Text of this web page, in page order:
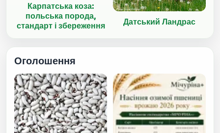
Карпатська коза:
польська порода,
стандарт і збереження
Датський Ландрас
Оголошення